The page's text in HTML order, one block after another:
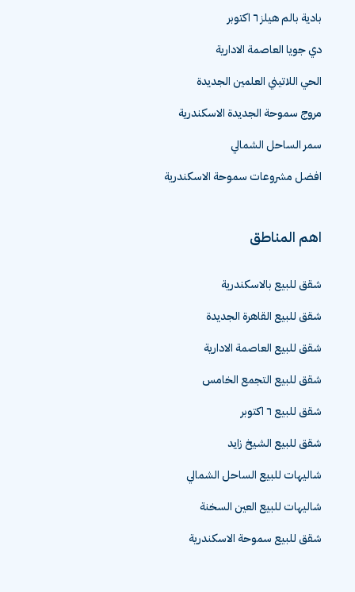
بادية بالم هيلز ٦ اكتوبر
دي جويا العاصمة الادارية
الحي اللاتيني العلمين الجديدة
مروج سموحة الجديدة الاسكندرية
سمر الساحل الشمالي
افضل مشروعات سموحة الاسكندرية
اهم المناطق
شقق للبيع بالاسكندرية
شقق للبيع القاهرة الجديدة
شقق للبيع العاصمة الادارية
شقق للبيع التجمع الخامس
شقق للبيع ٦ اكتوبر
شقق للبيع الشيخ زايد
شاليهات للبيع الساحل الشمالي
شاليهات للبيع العين السخنة
شقق للبيع سموحة الاسكندرية